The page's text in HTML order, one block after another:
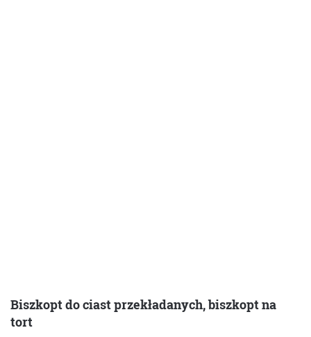
Biszkopt do ciast przekładanych, biszkopt na
tort